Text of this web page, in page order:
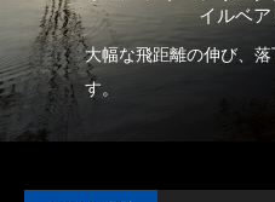
放
イルベア
大幅な飛距離の伸び、
す。